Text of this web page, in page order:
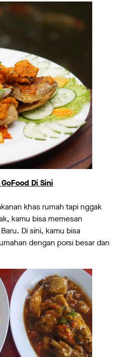
Di Sini
khas rumah tapi nggak
kamu bisa memesan
Di sini, kamu bisa
dengan porsi besar dan